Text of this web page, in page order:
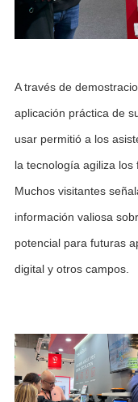
A través de
aplicación práctica de
usar permitió a los
la tecnología agiliza
Muchos visitantes
información valiosa
potencial para futuras
digital y otros campos.